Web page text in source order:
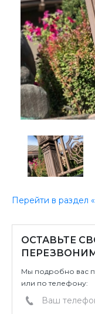
Перейти в раздел
ОСТАВЬТЕ
Мы подробно вас
или по телефону: